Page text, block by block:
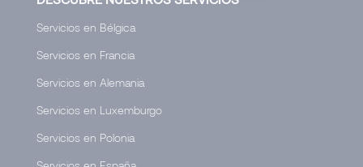
Servicios en Bélgica
Servicios en Francia
Servicios en Alemania
Servicios en Luxemburgo
Servicios en Polonia